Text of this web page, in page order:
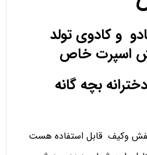
و کادوی تولد
اسپرت خاص
بچه گانه
وکیف قابل استفاده هست